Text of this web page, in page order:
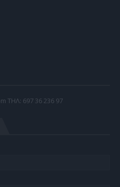
TΗΛ: 697 36 236 97